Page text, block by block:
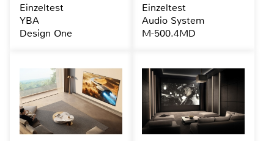
Einzeltest
YBA
Design One
Einzeltest
Audio System
M-500.4MD